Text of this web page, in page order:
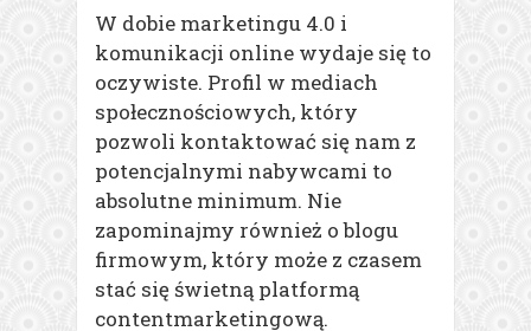
W dobie marketingu 4.0 i
komunikacji online wydaje się to
oczywiste. Profil w mediach
społecznościowych, który
pozwoli kontaktować się nam z
potencjalnymi nabywcami to
absolutne minimum. Nie
zapominajmy również o blogu
firmowym, który może z czasem
stać się świetną platformą
contentmarketingową.